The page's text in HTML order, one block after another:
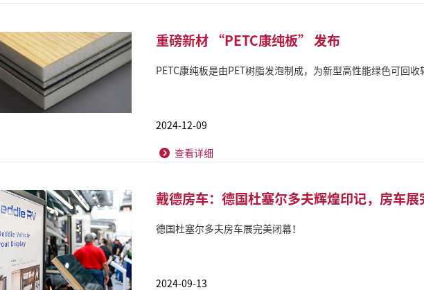
重磅新材 “PETC康纯板” 发布
PETC康纯板是由PET树脂发泡制成，为新型高性能绿色可回收
2024-12-09
查看详细
戴德房车：德国杜塞尔多夫辉煌印记，房车展
德国杜塞尔多夫房车展完美闭幕！
2024-09-13